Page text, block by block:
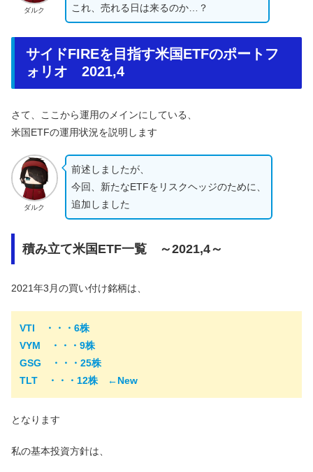
ダルク
これ、売れる日は来るのか…？
サイドFIREを目指す米国ETFのポートフ
ォリオ 2021,4
さて、ここから運用のメインにしている、
米国ETFの運用状況を説明します
ダルク
前述しましたが、
今回、新たなETFをリスクヘッジのために、
追加しました
積み立て米国ETF一覧 ～2021,4～
2021年3月の買い付け銘柄は、
VTI ・・・6株
VYM ・・・9株
GSG ・・・25株
TLT ・・・12株 ←New
となります
私の基本投資方針は、